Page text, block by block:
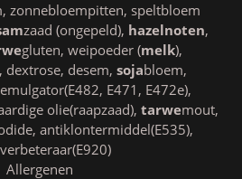
zonnebloempitten, speltbloem
zaad (ongepeld), hazelnoten,
gluten, weipoeder (melk),
dextrose, desem, sojabloem,
E471, E472e),
olie(raapzaad), tarwemout,
antiklontermiddel(E535),
Allergenen